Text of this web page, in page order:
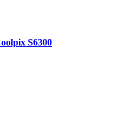
S6300